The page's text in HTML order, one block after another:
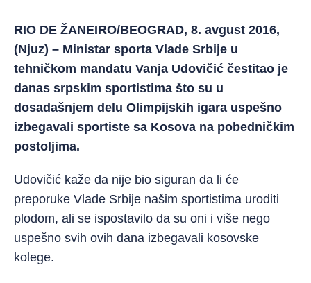
RIO DE ŽANEIRO/BEOGRAD, 8. avgust 2016,
(Njuz) – Ministar sporta Vlade Srbije u
tehničkom mandatu Vanja Udovičić čestitao je
danas srpskim sportistima što su u
dosadašnjem delu Olimpijskih igara uspešno
izbegavali sportiste sa Kosova na pobedničkim
postoljima.
Udovičić kaže da nije bio siguran da li će
preporuke Vlade Srbije našim sportistima uroditi
plodom, ali se ispostavilo da su oni i više nego
uspešno svih ovih dana izbegavali kosovske
kolege.